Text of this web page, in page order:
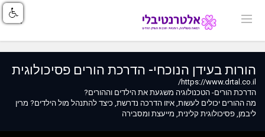
הורות בעידן הנוכחי- הדרכת הורים פסיכולוגית
https://www.drtal.co.il/
הדרכת הורים- הטכנולוגיה משגעת את הילדים וההורים?
מה ההורים יכולים לעשות, איזו הדרכה נדרשת, כיצד להתנהל מול הילדים? מרין
ליבמן, פסיכולוגית קלינית, מייעצת ומסבירה